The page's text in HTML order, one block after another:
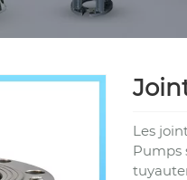
Les
Pumps